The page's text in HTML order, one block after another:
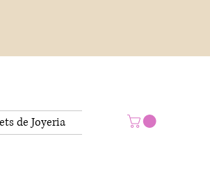
de Joyeria